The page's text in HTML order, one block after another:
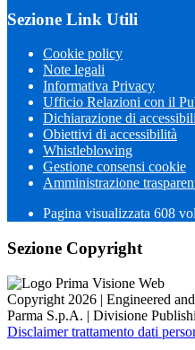
Sezione Link Utili
Cookie policy
Note legali
Informativa Privacy
Ufficio Relazioni con il
Dichiarazione di
Obiettivi di accessibilità
Whistleblowing
Gestione consensi cookie
Amministrazione
Pagina visualizzata 608
Sezione Copyright
Copyright 2026 | Engineered
Parma S.p.A. | Divisione
Disclaimer trattamento dati